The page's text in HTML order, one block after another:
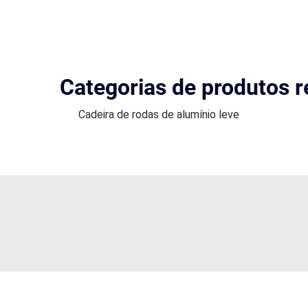
Categorias de produtos
Cadeira de rodas de alumínio leve